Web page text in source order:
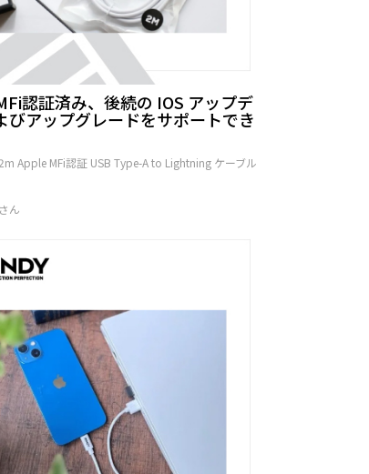
認証済み、後続の IOS アップデ
びアップグレードをサポートでき
Apple MFi認証 USB Type-A to Lightning ケーブル
ん